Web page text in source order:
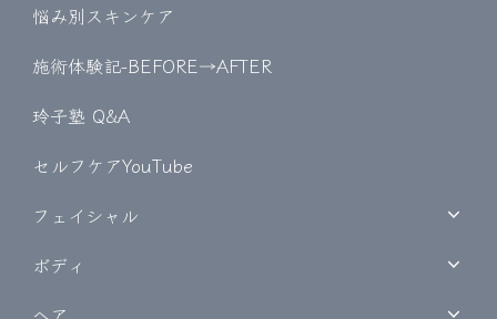
悩み別スキンケア
施術体験記-BEFORE→AFTER
玲子塾 Q&A
セルフケアYouTube
フェイシャル
ボディ